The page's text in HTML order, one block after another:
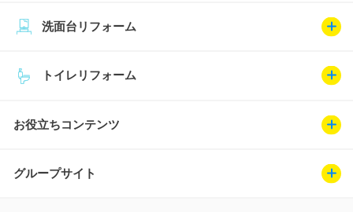
トイレリフォーム
洗面台リフォーム
お役立ちコンテンツ
グループサイト